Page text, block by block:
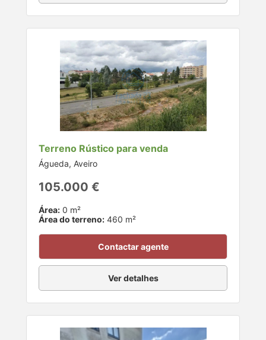
Terreno Rústico para venda
Águeda, Aveiro
105.000 €
Área: 0 m²
Área do terreno: 460 m²
Contactar agente
Ver detalhes